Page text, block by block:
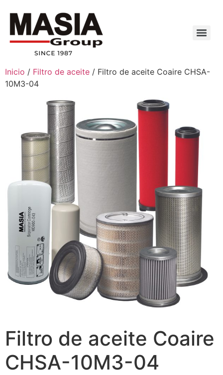
Inicio / Filtro de aceite / Filtro de aceite Coaire CHSA-
10M3-04
Filtro de aceite Coaire
CHSA-10M3-04